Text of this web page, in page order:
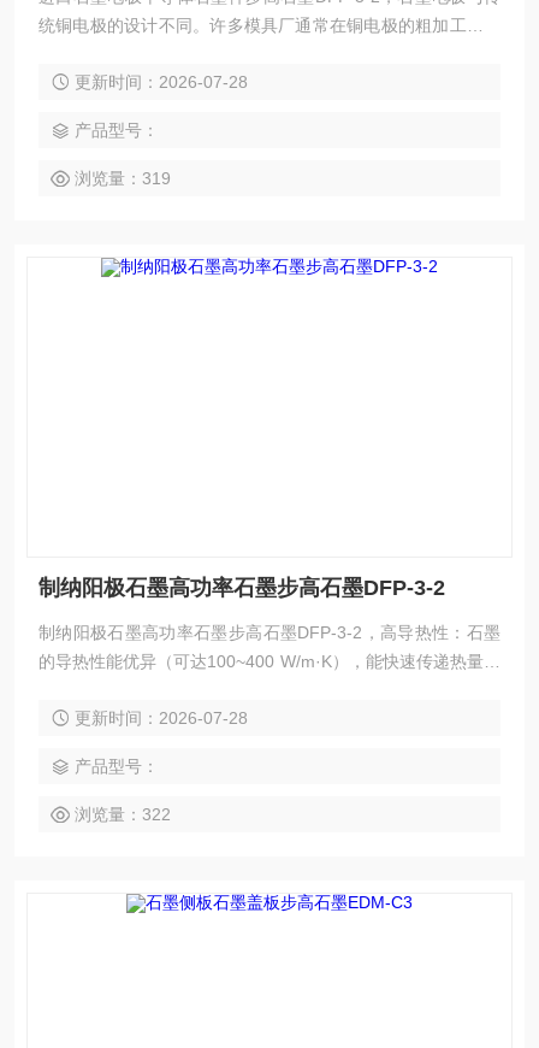
统铜电极的设计不同。许多模具厂通常在铜电极的粗加工和精
这减少了CAD/CAM和机器加工的次数，单是这个原因，就足
更新时间：2026-07-28
产品型号：
浏览量：319
制纳阳极石墨高功率石墨步高石墨DFP-3-2
制纳阳极石墨高功率石墨步高石墨DFP-3-2，高导热性：石墨
的导热性能优异（可达100~400 W/m·K），能快速传递热量，
更新时间：2026-07-28
产品型号：
浏览量：322